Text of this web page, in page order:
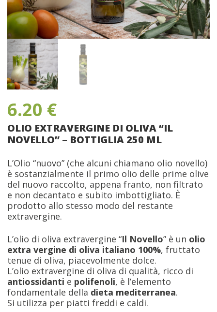
6.20 €
OLIO EXTRAVERGINE DI OLIVA “IL
NOVELLO” – BOTTIGLIA 250 ML
L’Olio “nuovo” (che alcuni chiamano olio novello)
è sostanzialmente il primo olio delle prime olive
del nuovo raccolto, appena franto, non filtrato
e non decantato e subito imbottigliato. È
prodotto allo stesso modo del restante
extravergine.
L’olio di oliva extravergine “Il Novello” è un olio
extra vergine di oliva italiano 100%, fruttato
tenue di oliva, piacevolmente dolce.
L’olio extravergine di oliva di qualità, ricco di
antiossidanti e polifenoli, è l’elemento
fondamentale della dieta mediterranea.
Si utilizza per piatti freddi e caldi.